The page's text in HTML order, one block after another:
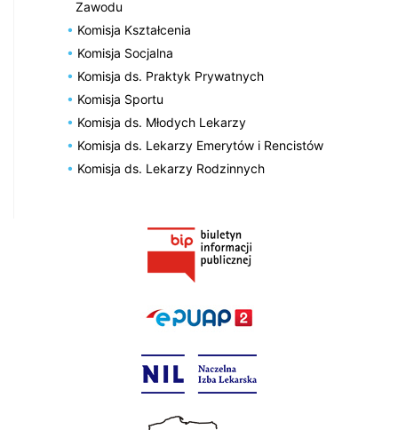
Zawodu
Komisja Kształcenia
Komisja Socjalna
Komisja ds. Praktyk Prywatnych
Komisja Sportu
Komisja ds. Młodych Lekarzy
Komisja ds. Lekarzy Emerytów i Rencistów
Komisja ds. Lekarzy Rodzinnych